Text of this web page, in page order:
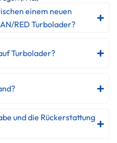
einem neuen
RED Turbolader?
Turbolader?
und die Rückerstattung